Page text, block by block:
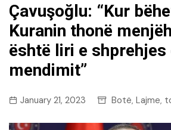
Çavuşoğlu: “Kur
Kuranin thonë
është liri e shprehjes
mendimit”
January 21, 2023 Botë, Lajme,